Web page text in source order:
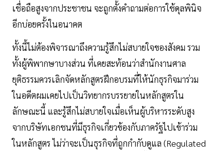
เชื่อถือสูงจากประชาชน จะถูกตั้งคำถามต่อการใช้ดุลพินิจ
อีกบ่อยครั้งในอนาคต
ทั้งนี้ไม่ต้องพิจารณาถึงความรู้สึกไม่สบายใจของสังคม รวม
ทั้งผู้พิพากษาบางส่วน ที่เคยสะท้อนว่าสำนักงานศาล
ยุติธรรมควรเลิกจัดหลักสูตรฝึกอบรมที่ให้นักธุรกิจมาร่วม
ในอดีตผมเคยไปเป็นวิทยากรบรรยายในหลักสูตรใน
ลักษณะนี้ และรู้สึกไม่สบายใจเมื่อเห็นผู้บริหารระดับสูง
จากบริษัทเอกชนที่มีธุรกิจเกี่ยวข้องกับภาครัฐไปเข้าร่วม
ในหลักสูตร ไม่ว่าจะเป็นธุรกิจที่ถูกกำกับดูแล (Regulated